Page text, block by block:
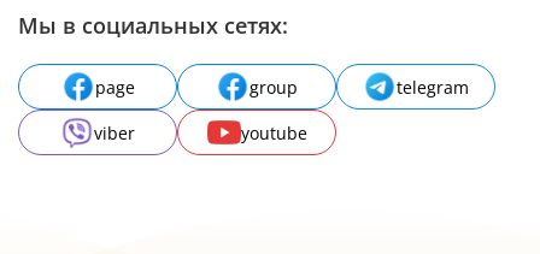
Мы в социальных сетях:
page group
telegram
viber
youtube